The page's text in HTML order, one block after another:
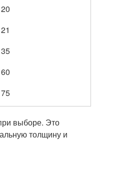
20
21
35
60
75
выборе. Это
толщину и